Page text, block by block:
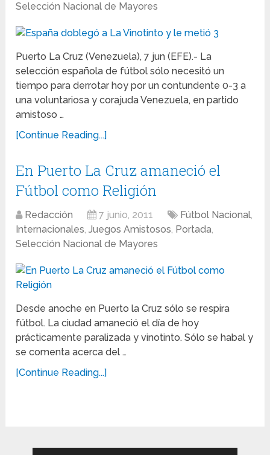
Selección Nacional de Mayores
Puerto La Cruz (Venezuela), 7 jun (EFE).- La
selección española de fútbol sólo necesitó un
tiempo para derrotar hoy por un contundente 0-3 a
una voluntariosa y corajuda Venezuela, en partido
amistoso …
[Continue Reading...]
En Puerto La Cruz amaneció el
Fútbol como Religión
Redacción 7 junio, 2011 Fútbol Nacional,
Internacionales,Juegos Amistosos, Portada,
Selección Nacional de Mayores
Desde anoche en Puerto la Cruz sólo se respira
fútbol. La ciudad amaneció el día de hoy
prácticamente paralizada y vinotinto. Sólo se habal y
se comenta acerca del …
[Continue Reading...]